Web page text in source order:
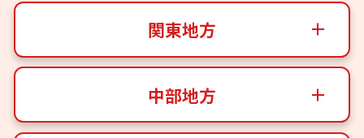
関東地方
中部地方